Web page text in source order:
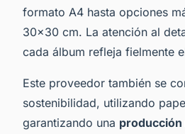
formato A4 hasta opciones
30x30 cm. La atención al
cada álbum refleja fielmente
Este proveedor también se
sostenibilidad, utilizando
garantizando una